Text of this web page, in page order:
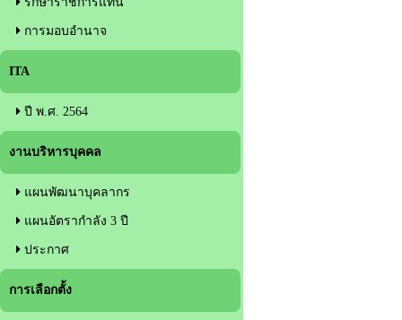
การมอบอำนาจ
ITA
ปี พ.ศ. 2564
งานบริหารบุคคล
แผนพัฒนาบุคลากร
แผนอัตรากำลัง 3 ปี
ประกาศ
การเลือกตั้ง